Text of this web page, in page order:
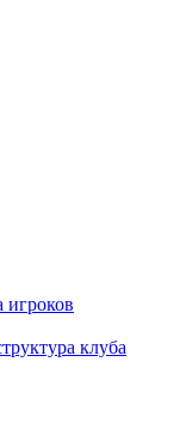
игроков
клуба